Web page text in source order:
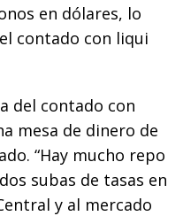
en dólares, lo
contado con liqui
del contado con
mesa de dinero de
“Hay mucho repo
subas de tasas en
y al mercado